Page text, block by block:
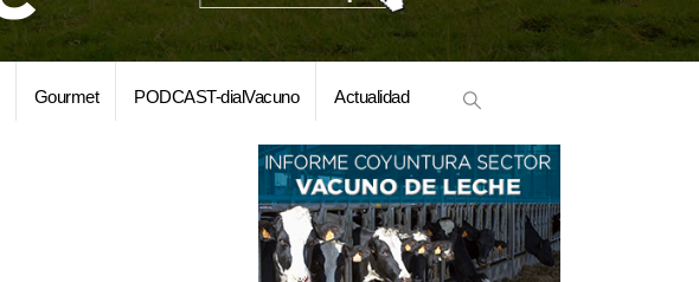
Gourmet PODCAST-dialVacuno Actualidad